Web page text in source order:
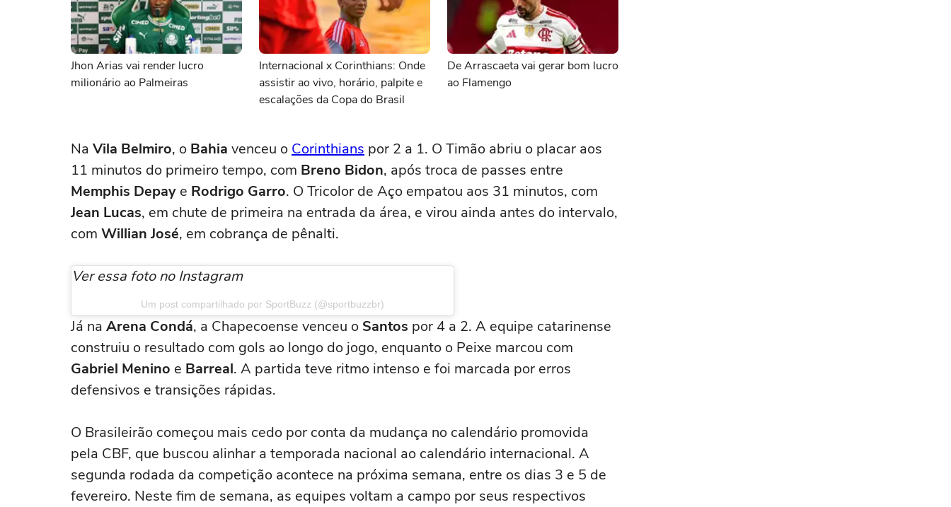
Jhon Arias vai render lucro
milionário ao Palmeiras
Internacional x Corinthians: Onde
assistir ao vivo, horário, palpite e
escalações da Copa do Brasil
De Arrascaeta vai gerar bom lucro
ao Flamengo
Na Vila Belmiro, o Bahia venceu o Corinthians por 2 a 1. O Timão abriu o placar aos
11 minutos do primeiro tempo, com Breno Bidon, após troca de passes entre
Memphis Depay e Rodrigo Garro. O Tricolor de Aço empatou aos 31 minutos, com
Jean Lucas, em chute de primeira na entrada da área, e virou ainda antes do intervalo,
com Willian José, em cobrança de pênalti.
Ver essa foto no Instagram
Um post compartilhado por SportBuzz (@sportbuzzbr)
Já na Arena Condá, a Chapecoense venceu o Santos por 4 a 2. A equipe catarinense
construiu o resultado com gols ao longo do jogo, enquanto o Peixe marcou com
Gabriel Menino e Barreal. A partida teve ritmo intenso e foi marcada por erros
defensivos e transições rápidas.
O Brasileirão começou mais cedo por conta da mudança no calendário promovida
pela CBF, que buscou alinhar a temporada nacional ao calendário internacional. A
segunda rodada da competição acontece na próxima semana, entre os dias 3 e 5 de
fevereiro. Neste fim de semana, as equipes voltam a campo por seus respectivos